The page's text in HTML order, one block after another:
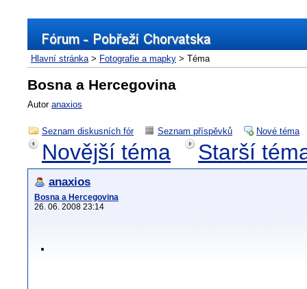
Hlavní stránka> Fotografie a mapky > Téma
Bosna a Hercegovina
Autor anaxios
Seznam diskusních fór Seznam příspěvků Nové téma
Novější téma Starší
anaxios
Bosna a Hercegovina
26. 06. 2008 23:14
.